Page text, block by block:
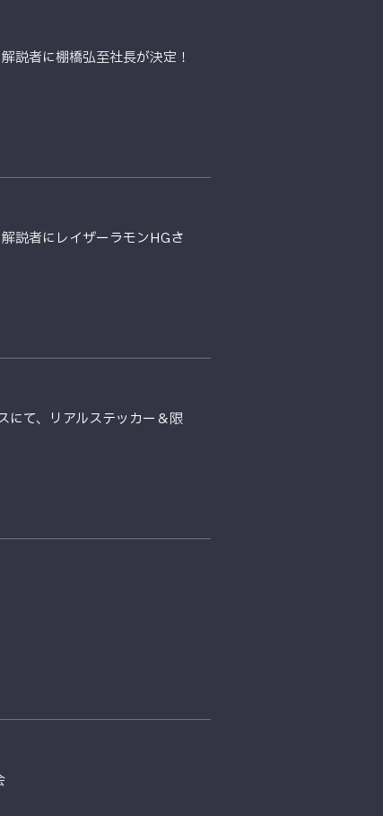
説者に棚橋弘至社長が決定！
説者にレイザーラモンHGさ
にて、リアルステッカー＆限